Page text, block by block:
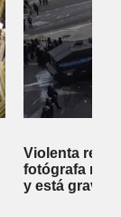
Violenta
fotógrafa
y está